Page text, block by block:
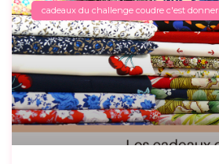
cadeaux du challenge coudre c'est donner